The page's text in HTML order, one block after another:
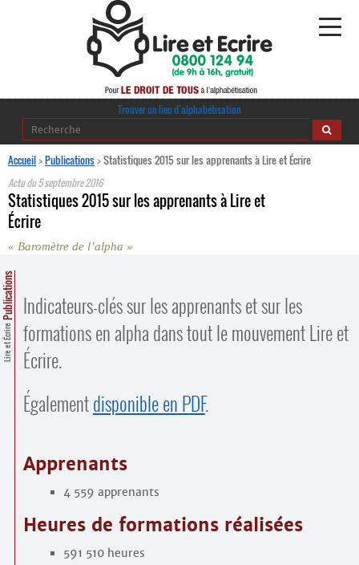
Alphabétisation
Agir pour l’alpha
Publications
Espace presse
Trouver un lieu d’alphabétisation
Trouver un lieu d’alphabétisation
Accueil>Publications>Statistiques 2015 sur les apprenants à Lire et Écrire
Actu du5 septembre 2016
Statistiques 2015 sur les apprenants à Lire et
Écrire
« Baromètre de l’alpha »
Lire et Écrire
Publications Indicateurs-clés sur les apprenants et sur les
formations en alpha dans tout le mouvement Lire et
Écrire.
Égalementdisponible en PDF.
Apprenants
4 559 apprenants
Heures de formations réalisées
591 510 heures